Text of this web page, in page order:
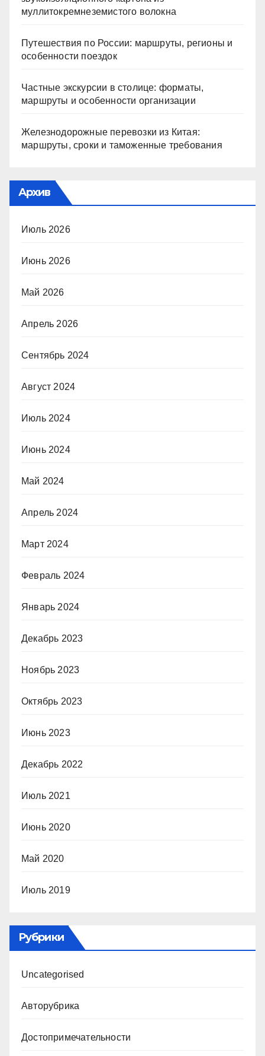
муллитокремнеземистого волокна
Путешествия по России: маршруты, регионы и
особенности поездок
Частные экскурсии в столице: форматы,
маршруты и особенности организации
Железнодорожные перевозки из Китая:
маршруты, сроки и таможенные требования
Архив
Июль 2026
Июнь 2026
Май 2026
Апрель 2026
Сентябрь 2024
Август 2024
Июль 2024
Июнь 2024
Май 2024
Апрель 2024
Март 2024
Февраль 2024
Январь 2024
Декабрь 2023
Ноябрь 2023
Октябрь 2023
Июнь 2023
Декабрь 2022
Июль 2021
Июнь 2020
Май 2020
Июль 2019
Рубрики
Uncategorised
Авторубрика
Достопримечательности